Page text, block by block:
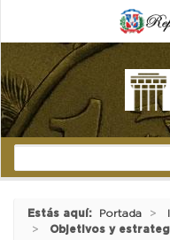
Estás aquí: Portada
Objetivos y